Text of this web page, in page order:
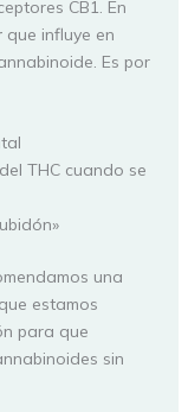
CB1. En
que influye en
Es por
THC cuando se
una
estamos
para que
sin